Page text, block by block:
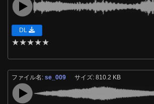
DL
★★★★★
ファイル名:se_009 サイズ: 810.2 KB